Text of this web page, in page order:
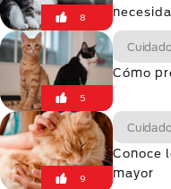
8
5
Cómo
9
Conoce
mayor